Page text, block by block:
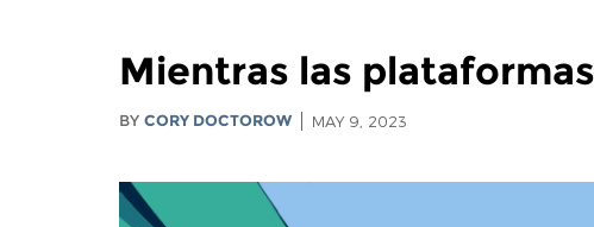
Mientras las
BYCORY DOCTOROW MAY 9, 2023